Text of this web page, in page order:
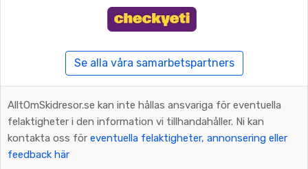
Se alla våra samarbetspartners
AlltOmSkidresor.se kan inte hållas ansvariga för eventuella
felaktigheter i den information vi tillhandahåller. Ni kan
kontakta oss för eventuella felaktigheter, annonsering eller
feedback här